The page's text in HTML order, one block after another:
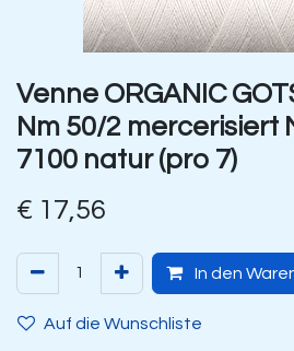
Venne ORGANIC
Nm 50/2 mercerisiert
7100 natur (pro 7)
€ 17,56
In den
Auf die Wunschliste